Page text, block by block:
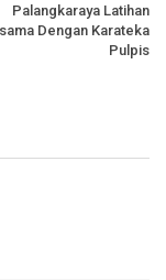
Palangkaraya Latihan
Dengan Karateka
Pulpis